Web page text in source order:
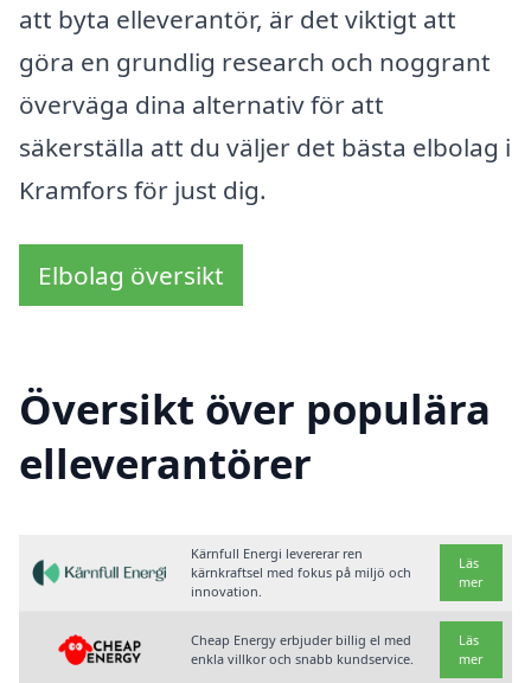
att byta elleverantör, är det viktigt att
göra en grundlig research och noggrant
överväga dina alternativ för att
säkerställa att du väljer det bästa elbolag i
Kramfors för just dig.
Elbolag översikt
Översikt över populära
elleverantörer
Kärnfull Energi levererar ren
kärnkraftsel med fokus på miljö och
innovation.
Läs
mer
Cheap Energy erbjuder billig el med
enkla villkor och snabb kundservice.
Läs
mer